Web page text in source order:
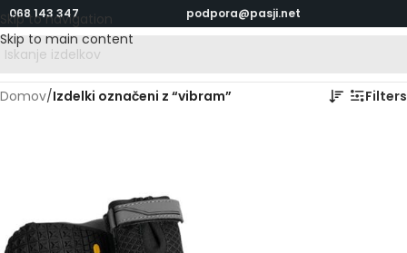
Skip to navigation
Skip to main content
068 143 347 podpora@pasji.net
Domov/Izdelki označeni z “vibram” Filters